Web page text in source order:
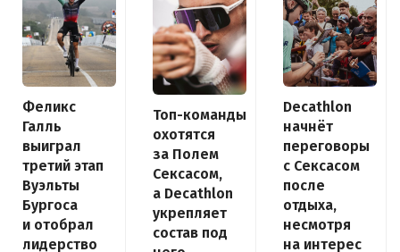
Феликс
Галль
выиграл
третий этап
Вуэльты
Бургоса
и отобрал
лидерство
Топ-команды
охотятся
за Полем
Сексасом,
а Decathlon
укрепляет
состав под
Decathlon
начнёт
переговоры
с Сексасом
после
отдыха,
несмотря
на интерес